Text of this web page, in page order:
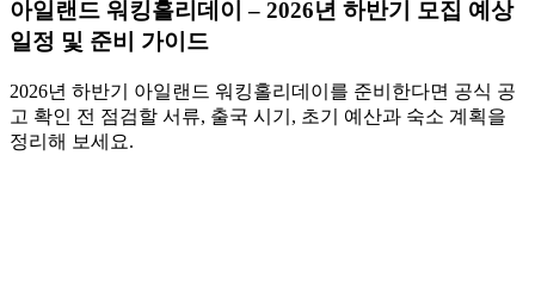
아일랜드 워킹홀리데이 – 2026년 하반기 모집 예상
일정 및 준비 가이드
2026년 하반기 아일랜드 워킹홀리데이를 준비한다면 공식 공
고 확인 전 점검할 서류, 출국 시기, 초기 예산과 숙소 계획을
정리해 보세요.